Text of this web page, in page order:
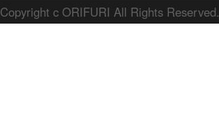
Copyright c ORIFURI All Rights Reserved.